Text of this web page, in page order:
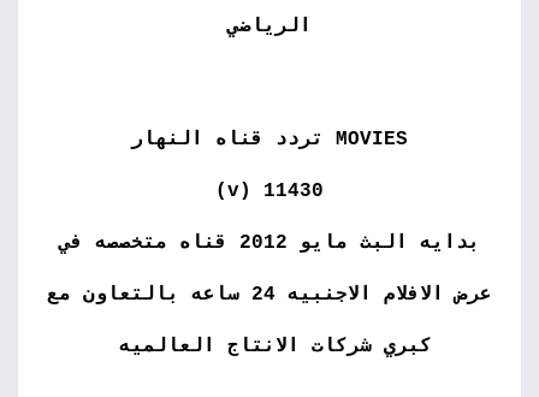
الرياضي
11430 (v)
بدايه البث مايو 2012 قناه متخصصه في
عرض الافلام الاجنبيه 24 ساعه بالتعاون مع
كبري شركات الانتاج العالميه